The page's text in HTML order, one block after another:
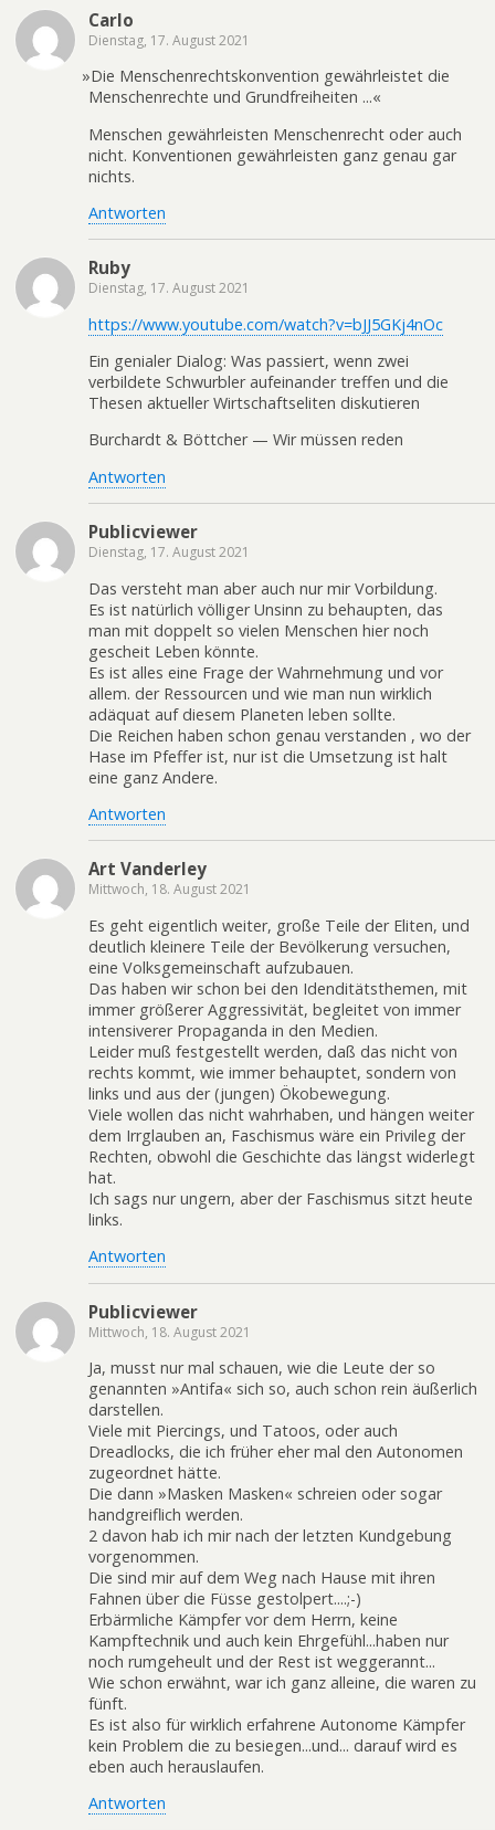
Carlo
Dienstag, 17. August 2021
»Die Men­schen­rechts­kon­ven­ti­on gewähr­leis­tet die
Men­schen­rech­te und Grund­frei­hei­ten ...«
Menschen gewährleisten Menschenrecht oder auch
nicht. Konventionen gewährleisten ganz genau gar
nichts.
Antworten
Ruby
Dienstag, 17. August 2021
https://www.youtube.com/watch?v=bJJ5GKj4nOc
Ein genialer Dialog: Was passiert, wenn zwei
verbildete Schwurbler aufeinander treffen und die
Thesen aktueller Wirtschaftseliten diskutieren
Burchardt & Böttcher — Wir müssen reden
Antworten
Publicviewer
Dienstag, 17. August 2021
Das versteht man aber auch nur mir Vorbildung.
Es ist natürlich völliger Unsinn zu behaupten, das
man mit doppelt so vielen Menschen hier noch
gescheit Leben könnte.
Es ist alles eine Frage der Wahrnehmung und vor
allem. der Ressourcen und wie man nun wirklich
adäquat auf diesem Planeten leben sollte.
Die Reichen haben schon genau verstanden , wo der
Hase im Pfeffer ist, nur ist die Umsetzung ist halt
eine ganz Andere.
Antworten
Art Vanderley
Mittwoch, 18. August 2021
Es geht eigentlich weiter, große Teile der Eliten, und
deutlich kleinere Teile der Bevölkerung versuchen,
eine Volksgemeinschaft aufzubauen.
Das haben wir schon bei den Idenditätsthemen, mit
immer größerer Aggressivität, begleitet von immer
intensiverer Propaganda in den Medien.
Leider muß festgestellt werden, daß das nicht von
rechts kommt, wie immer behauptet, sondern von
links und aus der (jungen) Ökobewegung.
Viele wollen das nicht wahrhaben, und hängen weiter
dem Irrglauben an, Faschismus wäre ein Privileg der
Rechten, obwohl die Geschichte das längst widerlegt
hat.
Ich sags nur ungern, aber der Faschismus sitzt heute
links.
Antworten
Publicviewer
Mittwoch, 18. August 2021
Ja, musst nur mal schauen, wie die Leute der so
genannten »Antifa« sich so, auch schon rein äußerlich
darstellen.
Viele mit Piercings, und Tatoos, oder auch
Dreadlocks, die ich früher eher mal den Autonomen
zugeordnet hätte.
Die dann »Masken Masken« schreien oder sogar
handgreiflich werden.
2 davon hab ich mir nach der letzten Kundgebung
vorgenommen.
Die sind mir auf dem Weg nach Hause mit ihren
Fahnen über die Füsse gestolpert....;-)
Erbärmliche Kämpfer vor dem Herrn, keine
Kampftechnik und auch kein Ehrgefühl...haben nur
noch rumgeheult und der Rest ist weggerannt...
Wie schon erwähnt, war ich ganz alleine, die waren zu
fünft.
Es ist also für wirklich erfahrene Autonome Kämpfer
kein Problem die zu besiegen...und... darauf wird es
eben auch herauslaufen.
Antworten